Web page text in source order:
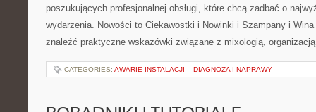
poszukujących profesjonalnej obsługi, które chcą zadbać o
wydarzenia. Nowości to Ciekawostki i Nowinki i Szampany i
znaleźć praktyczne wskazówki związane z mixologią,
CATEGORIES: AWARIE INSTALACJI – DIAGNOZA I NAPRAWY